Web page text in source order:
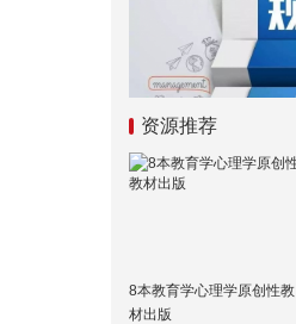
资源推荐
8本教育学心理学原创性教
材出版